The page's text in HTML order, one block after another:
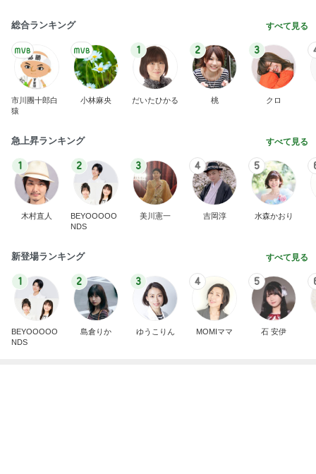
総合ランキング すべて見る
市川團十郎白
猿
小林麻央
1
だいたひかる
2
桃
3
クロ
急上昇ランキング すべて見る
1
木村直人
2
BEYOOOOO
NDS
3
美川憲一
4
吉岡淳
5
水森かおり
新登場ランキング すべて見る
1
BEYOOOOO
NDS
2
島倉りか
3
ゆうこりん
4
MOMIママ
5
石 安伊